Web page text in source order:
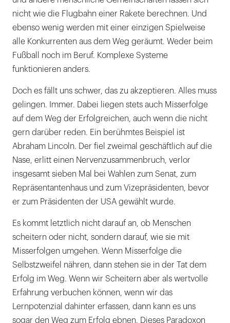
nicht wie die Flugbahn einer Rakete berechnen. Und
ebenso wenig werden mit einer einzigen Spielweise
alle Konkurrenten aus dem Weg geräumt. Weder beim
Fußball noch im Beruf. Komplexe Systeme
funktionieren anders.
Doch es fällt uns schwer, das zu akzeptieren. Alles muss
gelingen. Immer. Dabei liegen stets auch Misserfolge
auf dem Weg der Erfolgreichen, auch wenn die nicht
gern darüber reden. Ein berühmtes Beispiel ist
Abraham Lincoln. Der fiel zweimal geschäftlich auf die
Nase, erlitt einen Nervenzusammenbruch, verlor
insgesamt sieben Mal bei Wahlen zum Senat, zum
Repräsentantenhaus und zum Vizepräsidenten, bevor
er zum Präsidenten der USA gewählt wurde.
Es kommt letztlich nicht darauf an, ob Menschen
scheitern oder nicht, sondern darauf, wie sie mit
Misserfolgen umgehen. Wenn Misserfolge die
Selbstzweifel nähren, dann stehen sie in der Tat dem
Erfolg im Weg. Wenn wir Scheitern aber als wertvolle
Erfahrung verbuchen können, wenn wir das
Lernpotenzial dahinter erfassen, dann kann es uns
sogar den Weg zum Erfolg ebnen. Dieses Paradoxon